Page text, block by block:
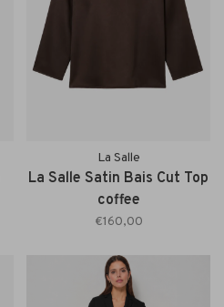
La Salle
La Salle Satin Bais Cut Top
coffee
€160,00